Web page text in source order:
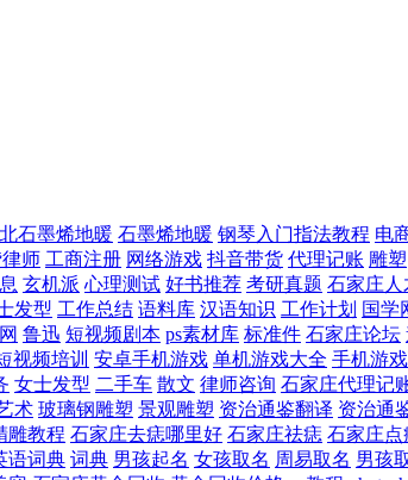
石墨烯地暖 石墨烯地暖 钢琴入门指法教程 电
师 工商注册 网络游戏 抖音带货 代理记账 雕塑
玄机派 心理测试 好书推荐 考研真题 石家庄人
发型 工作总结 语料库 汉语知识 工作计划 国学
鲁迅 短视频剧本 ps素材库 标准件 石家庄论坛
视频培训 安卓手机游戏 单机游戏大全 手机游
女士发型 二手车 散文 律师咨询 石家庄代理记
术 玻璃钢雕塑 景观雕塑 资治通鉴翻译 资治通
雕教程 石家庄去痣哪里好 石家庄祛痣 石家庄点
语词典 词典 男孩起名 女孩取名 周易取名 男孩